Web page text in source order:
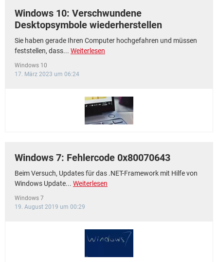
Windows 10: Verschwundene
Desktopsymbole wiederherstellen
Sie haben gerade Ihren Computer hochgefahren und müssen
feststellen, dass... Weiterlesen
Windows 10
17. März 2023 um 06:24
Windows 7: Fehlercode 0x80070643
Beim Versuch, Updates für das .NET-Framework mit Hilfe von
Windows Update... Weiterlesen
Windows 7
19. August 2019 um 00:29